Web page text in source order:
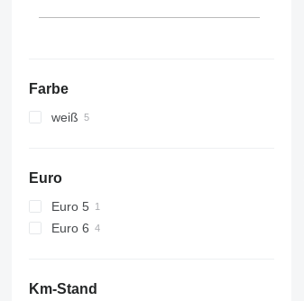
Farbe
weiß
Euro
Euro 5
Euro 6
Km-Stand